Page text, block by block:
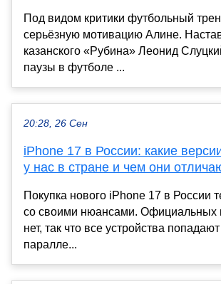
Под видом критики футбольный
серьёзную мотивацию Алине.
казанского «Рубина» Леонид
паузы в футболе ...
20:28, 26 Сен
iPhone 17 в России: какие
у нас в стране и чем они
Покупка нового iPhone 17 в России
со своими нюансами. Официальных
нет, так что все устройства
паралле...